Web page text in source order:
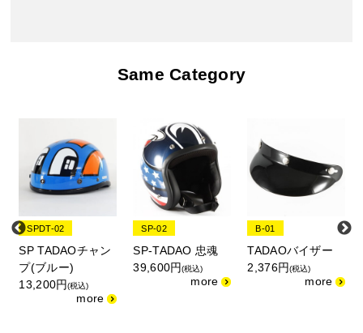
Same Category
SPDT-02
SP TADAOチャン
プ(ブルー)
13,200円(税込)
SP-02
SP-TADAO 忠魂
39,600円(税込)
B-01
TADAOバイザー
2,376円(税込)